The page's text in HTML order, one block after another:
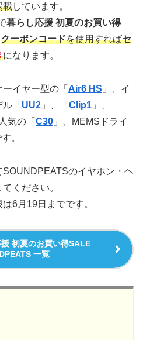
載しています。
暮らし応援 初夏のお買い得
クーポンコードを使用すればセ
になります。
イヤー型の「 Air6 HS 」、イ
「 UU2 」、「 Clip1 」、
気の「 C30 」、MEMSドライ
。
のイヤホン・ヘ
ください。
6月19日までです。
初夏のお買い得SALE
一覧